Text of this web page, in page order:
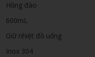
Hồng đào
600mL
Giữ nhiệt đồ uống
Inox 304